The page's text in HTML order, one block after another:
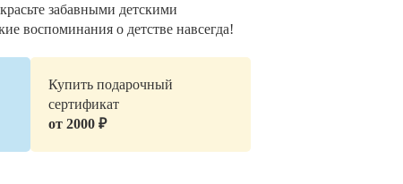
забавными детскими
воспоминания о детстве навсегда!
Купить подарочный
сертификат
от 2000 ₽